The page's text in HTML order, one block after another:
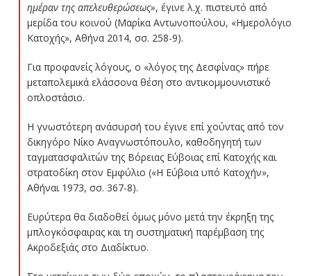
ημέραν της απελευθερώσεως», έγινε λ.χ. πιστευτό από
μερίδα του κοινού (Μαρίκα Αντωνοπούλου, «Ημερολόγιο
Κατοχής», Αθήνα 2014, σσ. 258-9).
Για προφανείς λόγους, ο «λόγος της Δεσφίνας» πήρε
μεταπολεμικά ελάσσονα θέση στο αντικομμουνιστικό
οπλοστάσιο.
Η γνωστότερη ανάσυρσή του έγινε επί χούντας από τον
δικηγόρο Νίκο Αναγνωστόπουλο, καθοδηγητή των
ταγματασφαλιτών της Βόρειας Εύβοιας επί Κατοχής και
στρατοδίκη στον Εμφύλιο («Η Εύβοια υπό Κατοχήν»,
Αθήναι 1973, σσ. 367-8).
Ευρύτερα θα διαδοθεί όμως μόνο μετά την έκρηξη της
μπλογκόσφαιρας και τη συστηματική παρέμβαση της
Ακροδεξιάς στο Διαδίκτυο.